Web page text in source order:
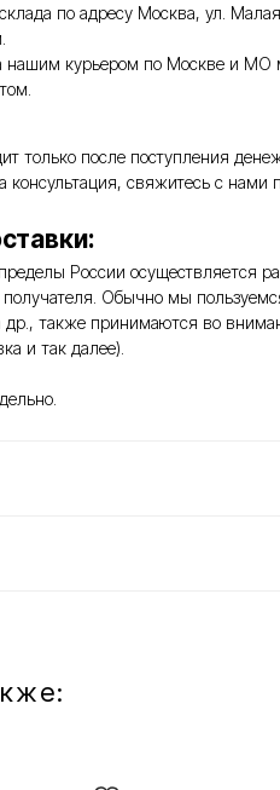
по адресу Москва, ул.
нашим курьером по Москве и МО
только после поступления
свяжитесь с нами
России
Обычно мы
др., также принимаются во
и так далее).